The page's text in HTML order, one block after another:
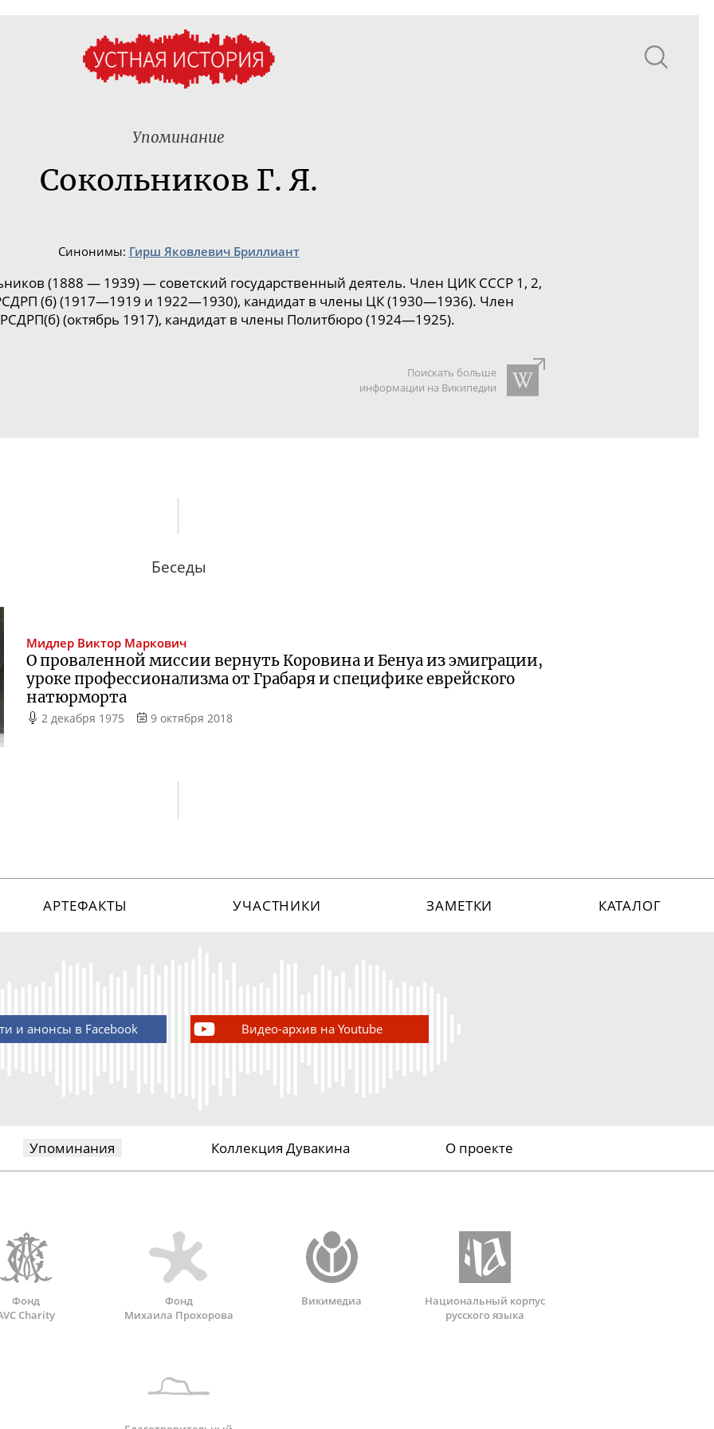
Упоминание
Сокольников Г. Я.
Синонимы: Гирш Яковлевич Бриллиант
(1888 — 1939) — советский государственный деятель. Член ЦИК СССР 1, 2,
(б)(1917—1919 и 1922—1930), кандидат в члены ЦК (1930—1936). Член
РСДРП(б) (октябрь 1917), кандидат в члены Политбюро (1924—1925).
Поискать больше
информации на Википедии
Беседы
Мидлер Виктор Маркович
О проваленной миссии вернуть Коровина и Бенуа из эмиграции,
уроке профессионализма от Грабаря и специфике еврейского
натюрморта
2 декабря 1975 9 октября 2018
АРТЕФАКТЫ УЧАСТНИКИ ЗАМЕТКИ КАТАЛОГ
и анонсы в Facebook Видео-архив на Youtube
Упоминания Коллекция Дувакина О проекте
Фонд
Charity
Фонд
Михаила Прохорова
Викимедиа
Национальный корпус
русского языка